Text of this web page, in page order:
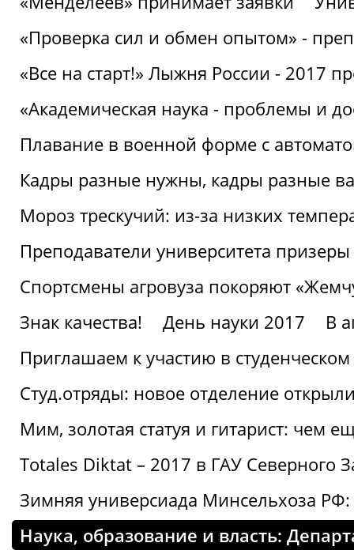
«Проверка сил и обмен опытом» -
«Все на старт!» Лыжня России - 2017
«Академическая наука - проблемы и
Плавание в военной форме с
Кадры разные нужны, кадры разные
Мороз трескучий: из-за низких
Преподаватели университета
Спортсмены агровуза покоряют
Знак качества!
День науки 2017
В
Приглашаем к участию в
Студ.отряды: новое отделение
Мим, золотая статуя и гитарист: чем
Totales Diktat – 2017 в ГАУ Северного
Зимняя универсиада Минсельхоза
Наука, образование и власть: